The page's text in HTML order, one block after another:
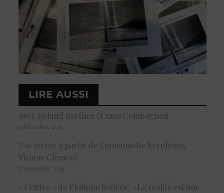
LIRE AUSSI
Avec Roland Barthes et sans Compagnon
1 décembre 2015
Vos textes: à partir de Emmanuelle Bernheim,
Viviane Clément
5 novembre 2014
« Centre » de Philippe Sollers : «La réalité est une